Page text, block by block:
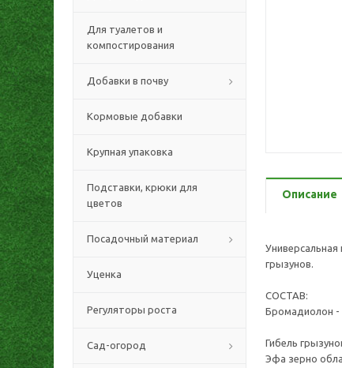
Для туалетов и
компостирования
Добавки в почву
Кормовые добавки
Крупная упаковка
Подставки, крюки для
цветов
Посадочный материал
Уценка
Регуляторы роста
Сад-огород
Описание
грызунов.
СОСТАВ:
Бромадиолон -
Гибель
Эфа зерно